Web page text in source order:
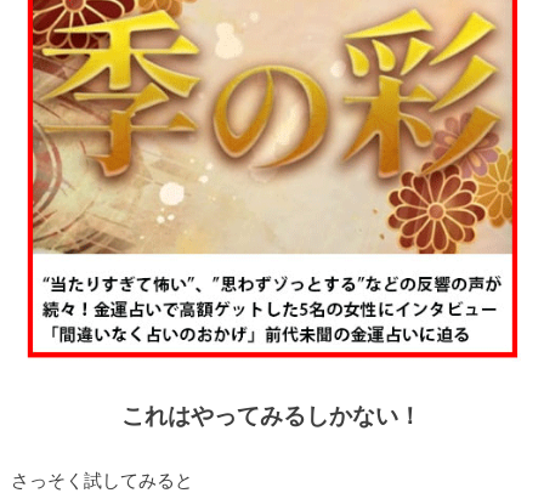
これはやってみるしかない！
さっそく試してみると